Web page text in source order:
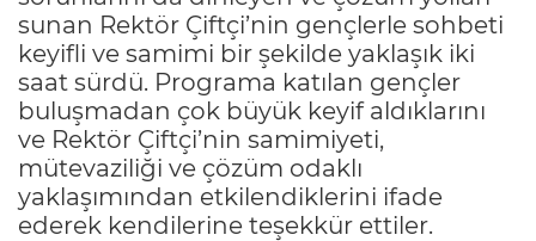
sunan Rektör Çiftçi’nin gençlerle sohbeti
keyifli ve samimi bir şekilde yaklaşık iki
saat sürdü. Programa katılan gençler
buluşmadan çok büyük keyif aldıklarını
ve Rektör Çiftçi’nin samimiyeti,
mütevaziliği ve çözüm odaklı
yaklaşımından etkilendiklerini ifade
ederek kendilerine teşekkür ettiler.